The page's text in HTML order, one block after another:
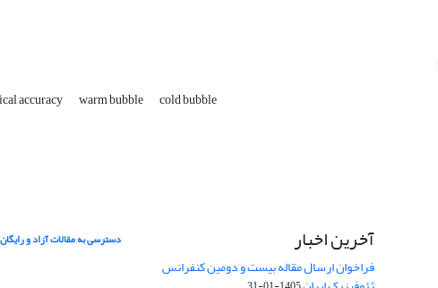
accuracy warm bubble cold bubble
آخرین اخبار
فراخوان ارسال مقاله بیست و دومین کنفرانس
دسترسی به مقالات آزاد و